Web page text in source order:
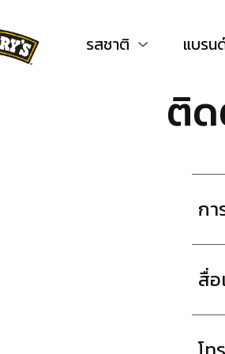
รสชาติ
แบรน
ติด
ก
สื่